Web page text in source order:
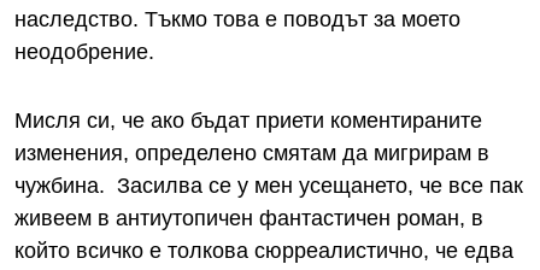
наследство. Тъкмо това е поводът за моето
неодобрение.
Мисля си, че ако бъдат приети коментираните
изменения, определено смятам да мигрирам в
чужбина. Засилва се у мен усещането, че все пак
живеем в антиутопичен фантастичен роман, в
който всичко е толкова сюрреалистично, че едва